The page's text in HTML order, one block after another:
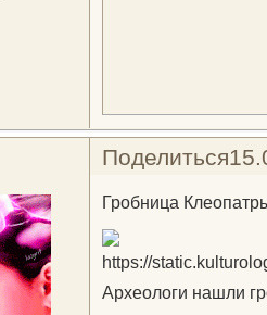
Поделиться
Гробница
Археологи нашли